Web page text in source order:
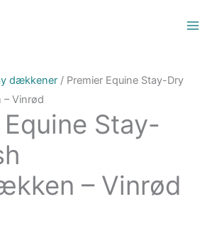
dækkener / Premier Equine Stay-Dry
Vinrød
Stay-
– Vinrød